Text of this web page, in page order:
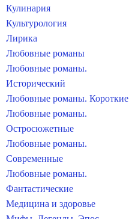
Кулинария
Культурология
Лирика
Любовные романы
Любовные романы.
Исторический
Любовные романы. Короткие
Любовные романы.
Остросюжетные
Любовные романы.
Современные
Любовные романы.
Фантастические
Медицина и здоровье